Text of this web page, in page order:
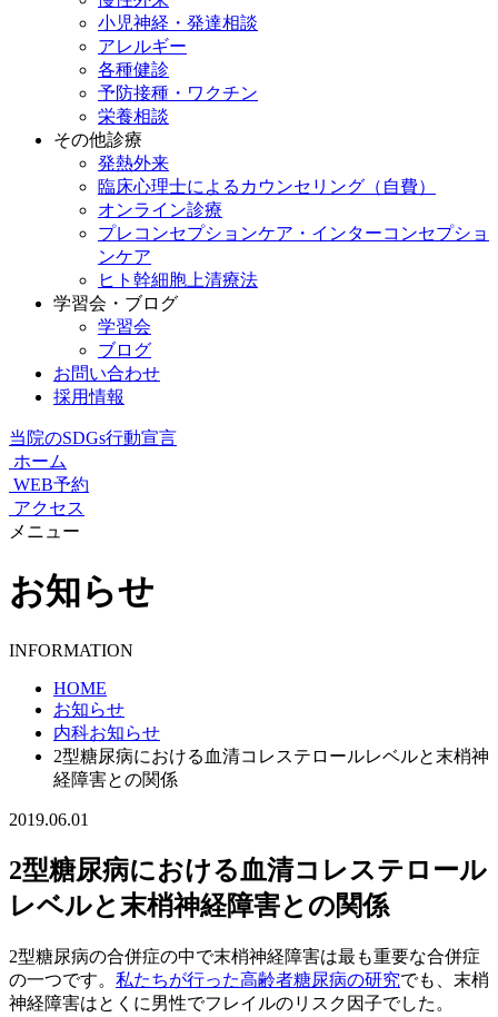
小児神経・発達相談
アレルギー
各種健診
予防接種・ワクチン
栄養相談
その他診療
発熱外来
臨床心理士によるカウンセリング（自費）
オンライン診療
プレコンセプションケア・インターコンセプショ
ンケア
ヒト幹細胞上清療法
学習会・ブログ
学習会
ブログ
お問い合わせ
採用情報
当院のSDGs行動宣言
ホーム
WEB予約
アクセス
メニュー
お知らせ
INFORMATION
HOME
お知らせ
内科お知らせ
2型糖尿病における血清コレステロールレベルと末梢神
経障害との関係
2019.06.01
2型糖尿病における血清コレステロール
レベルと末梢神経障害との関係
2型糖尿病の合併症の中で末梢神経障害は最も重要な合併症
の一つです。 私たちが行った高齢者糖尿病の研究でも、末梢
神経障害はとくに男性でフレイルのリスク因子でした。